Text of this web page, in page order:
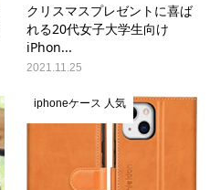
クリスマスプレゼントに喜ば
れる20代女子大学生向け
iPhon...
2021.11.25
iphoneケース 人気